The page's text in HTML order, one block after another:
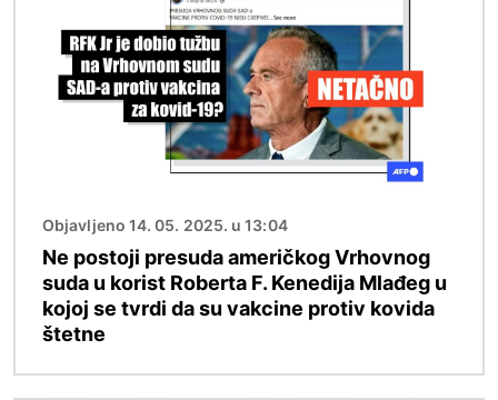
Objavljeno 14. 05. 2025. u 13:04
Ne postoji presuda američkog Vrhovnog
suda u korist Roberta F. Kenedija Mlađeg u
kojoj se tvrdi da su vakcine protiv kovida
štetne